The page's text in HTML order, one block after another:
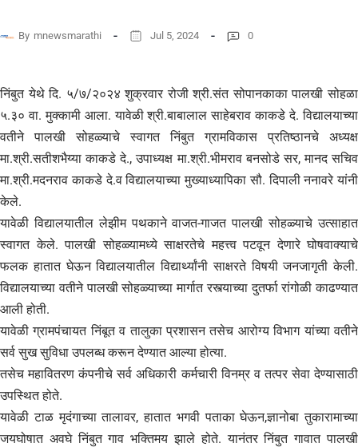
By mnewsmarathi Jul 5, 2024 0
निंबुत येथे दि. ५/७/२०२४ शुक्रवार रोजी श्री.संत सोपानकाका पालखी सोहळा
५.३० वा. मुक्कामी आला. यावेळी श्री.बाबालाल साहेबराव काकडे दे. विद्यालयाच्या
वतीने पालखी सोहळ्याचे स्वागत निंबुत ग्रामविकास प्रतिष्ठानचे अध्यक्ष
मा.श्री.सतीशभैय्या काकडे दे., उपाध्यक्ष मा.श्री.भीमराव बनसोडे सर, मानद सचिव
मा.श्री.मदनराव काकडे दे.व विद्यालयाच्या मुख्याध्यापिका सौ. दिपाली ननावरे यांनी
केले.
यावेळी विद्यालयातील लेझीम पथकाने वाजत-गाजत पालखी सोहळ्याचे उत्साहात
स्वागत केले. पालखी सोहळ्यामध्ये साक्षरतेचे महत्त्व पटवून देणारे घोषवाक्याचे
फलक हातात घेऊन विद्यालयातील विद्यार्थ्यांनी साक्षरते विषयी जनजागृती केली.
विद्यालयाच्या वतीने पालखी सोहळ्याच्या मार्गात रस्त्याच्या दुतर्फा रांगोळी काढण्यात
आली होती.
यावेळी ग्रामपंचायत निंबूत व तालुका प्रशासन तसेच आरोग्य विभाग यांच्या वतीने
सर्व सुख सुविधा उपलब्ध करून देण्यात आल्या होत्या.
तसेच महावितरण कंपनीचे सर्व अधिकारी कर्मचारी विनम्र व तत्पर सेवा देण्यासाठी
उपस्थित होते.
यावेळी टाळ मृदंगाच्या तालावर, हातात भगवी पताका घेऊन,ज्ञानोबा तुकारामाच्या
जयघोषात अवघे निंबुत गाव भक्तिमय झाले होते. यानंतर निंबुत गावात पालखी